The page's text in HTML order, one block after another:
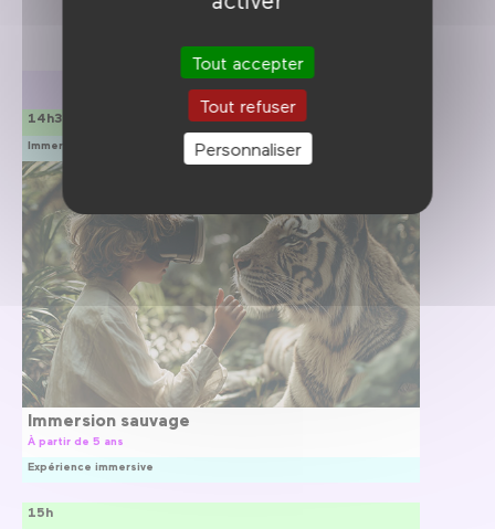
Tout accepter
Tout refuser
Personnaliser
mercredi 16
Immersion Sauvage saison 2026-2027
14h30
Immersion sauvage
À partir de 5 ans
Expérience immersive
15h